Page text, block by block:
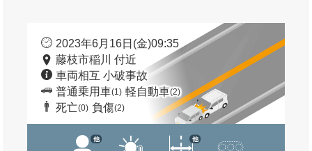
2023年6月16日(金)09:35
藤枝市稲川 付近
車両相互 小破事故
普通乗用車(1) 軽自動車(2)
死亡(0) 負傷(2)
他 他